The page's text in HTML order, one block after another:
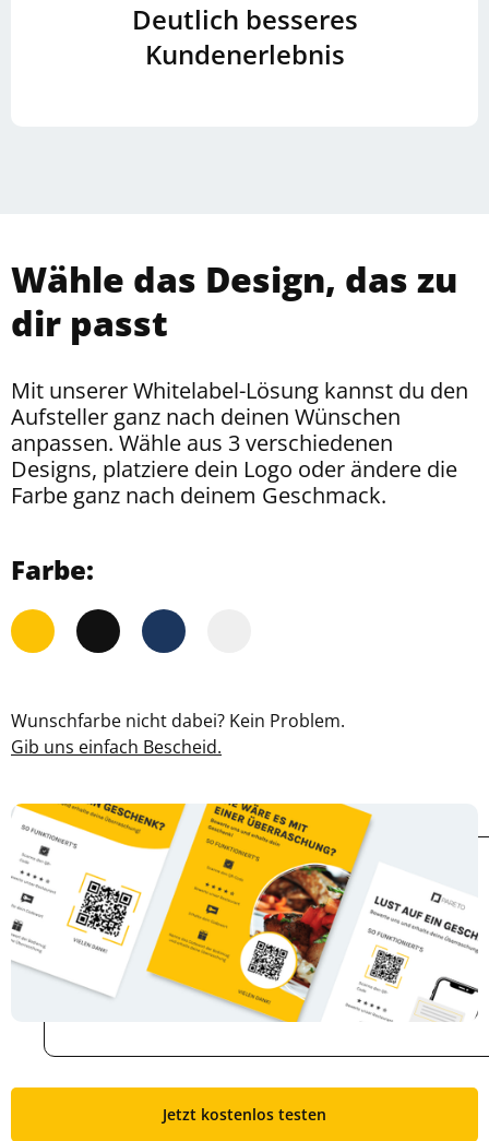
Deutlich besseres
Kundenerlebnis
Wähle das Design, das zu
dir passt
Mit unserer Whitelabel-Lösung kannst du den
Aufsteller ganz nach deinen Wünschen
anpassen. Wähle aus 3 verschiedenen
Designs, platziere dein Logo oder ändere die
Farbe ganz nach deinem Geschmack.
Farbe:
Wunschfarbe nicht dabei? Kein Problem.
Gib uns einfach Bescheid.
Jetzt kostenlos testen